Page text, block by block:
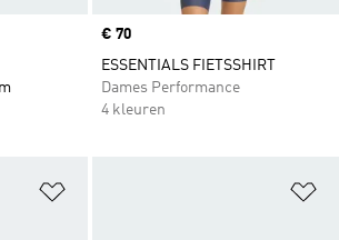
Price
€ 70
ESSENTIALS FIETSSHIRT
Dames Performance
4 kleuren